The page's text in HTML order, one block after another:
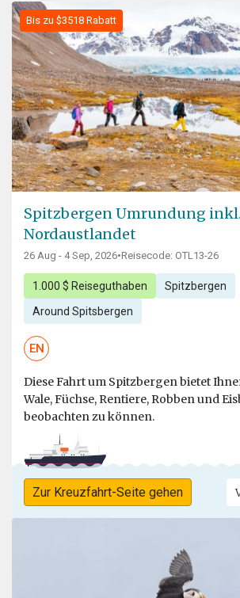
Bis zu $3518 Rabatt
Spitzbergen Umrundung inkl.
Nordaustlandet
26 Aug - 4 Sep, 2026•Reisecode: OTL13-26
1.000 $ Reiseguthaben Spitzbergen
Around Spitsbergen
EN
Diese Fahrt um Spitzbergen bietet
Wale, Füchse, Rentiere, Robben und
beobachten zu können.
Zur Kreuzfahrt-Seite gehen